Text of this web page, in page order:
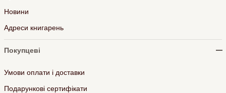
Новини
Адреси книгарень
Покупцеві
Умови оплати і доставки
Подарункові сертифікати